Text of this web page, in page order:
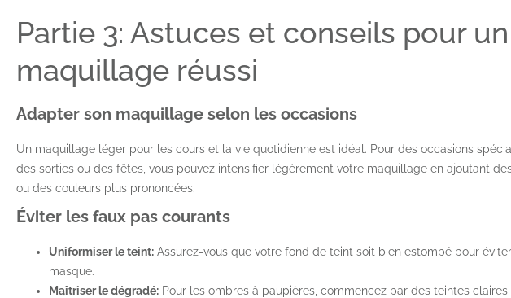
Partie 3: Astuces et conseils pour un
maquillage réussi
Adapter son maquillage selon les occasions
Un maquillage léger pour les cours et la vie quotidienne est idéal. Pour des occasions
des sorties ou des fêtes, vous pouvez intensifier légèrement votre maquillage en ajoutant
ou des couleurs plus prononcées.
Éviter les faux pas courants
Uniformiser le teint: Assurez-vous que votre fond de teint soit bien estompé pour éviter
masque.
Maîtriser le dégradé: Pour les ombres à paupières, commencez par des teintes claires